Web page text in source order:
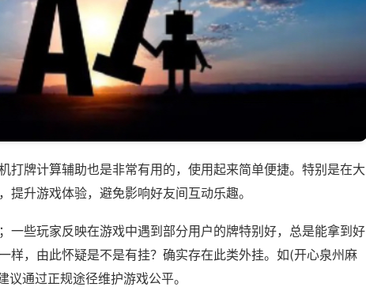
打牌计算辅助也是非常有用的，使用起来简单便捷。特别是在大
提升游戏体验，避免影响好友间互动乐趣。
一些玩家反映在游戏中遇到部分用户的牌特别好，总是能拿到好
样，由此怀疑是不是有挂？确实存在此类外挂。如(开心泉州麻
通过正规途径维护游戏公平。